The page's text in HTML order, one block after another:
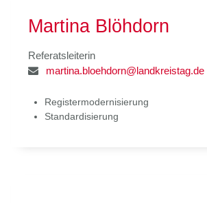
Martina Blöhdorn
Referatsleiterin
martina.bloehdorn@landkreistag.de
Registermodernisierung
Standardisierung